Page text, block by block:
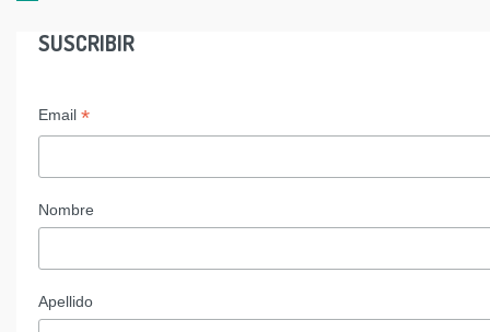
SUSCRIBIR
Email *
Nombre
Apellido